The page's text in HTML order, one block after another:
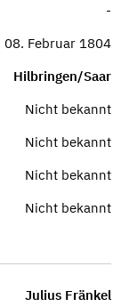
-
08. Februar 1804
Hilbringen/Saar
Nicht bekannt
Nicht bekannt
Nicht bekannt
Nicht bekannt
Julius Fränkel